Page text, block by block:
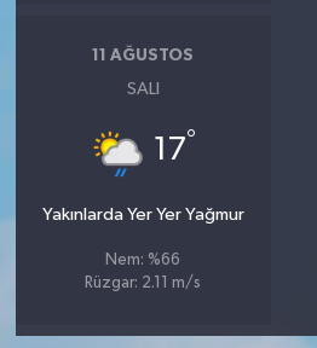
11 AĞUSTOS
SALI
17°
Yakınlarda Yer Yer Yağmur
Nem: %66
Rüzgar: 2.11 m/s